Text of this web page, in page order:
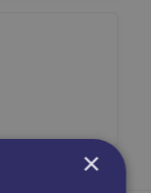
×